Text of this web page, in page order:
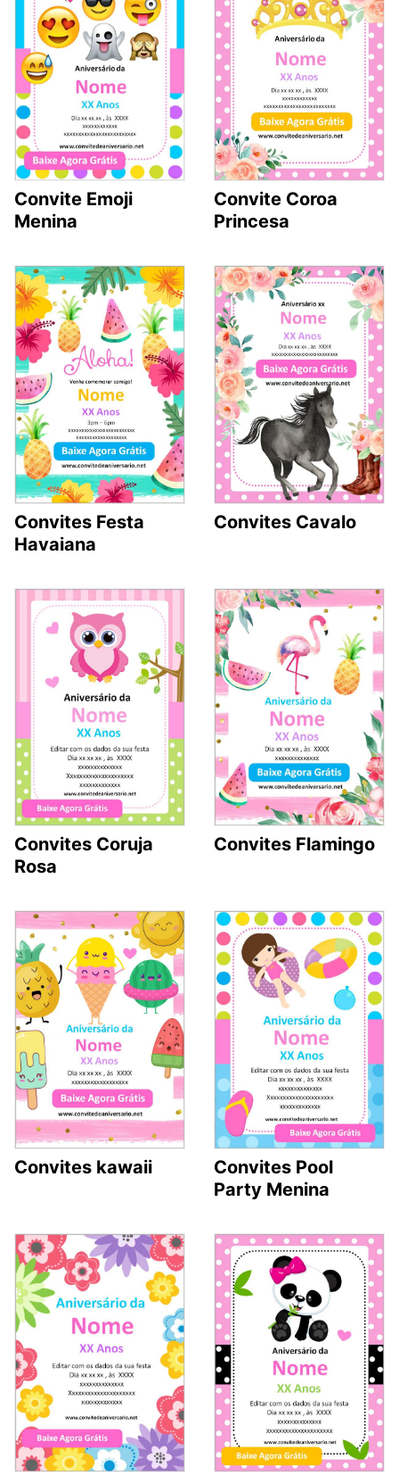
Convite Emoji
Menina
Convite Coroa
Princesa
Convites Festa
Havaiana
Convites Cavalo
Convites Coruja
Rosa
Convites Flamingo
Convites kawaii
Convites Pool
Party Menina